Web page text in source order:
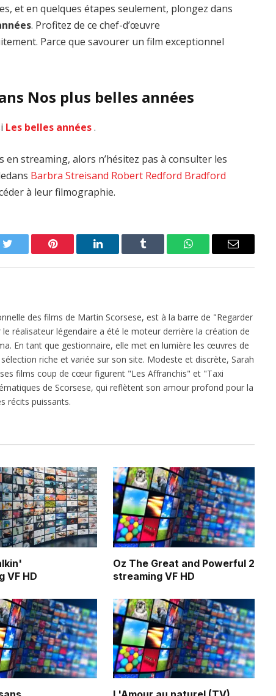
et en quelques étapes seulement, plongez dans
. Profitez de ce chef-d’œuvre
Parce que savourer un film exceptionnel
Nos plus belles années
Les belles années.
en streaming, alors n’hésitez pas à consulter les
Barbra Streisand Robert Redford Bradford
à leur filmographie.
Twitter Pinterest LinkedIn Tumblr WhatsAppEmail
des films de Martin Scorsese, est à la barre de "Regarder
réalisateur légendaire a été le moteur derrière la création de
En tant que gestionnaire, elle met en lumière les œuvres de
riche et variée sur son site. Modeste et discrète, Sarah
films coup de cœur figurent "Les Affranchis" et "Taxi
de Scorsese, qui reflètent son amour profond pour la
récits puissants.
VF HD
Oz The Great and Powerful 2
streaming VF HD